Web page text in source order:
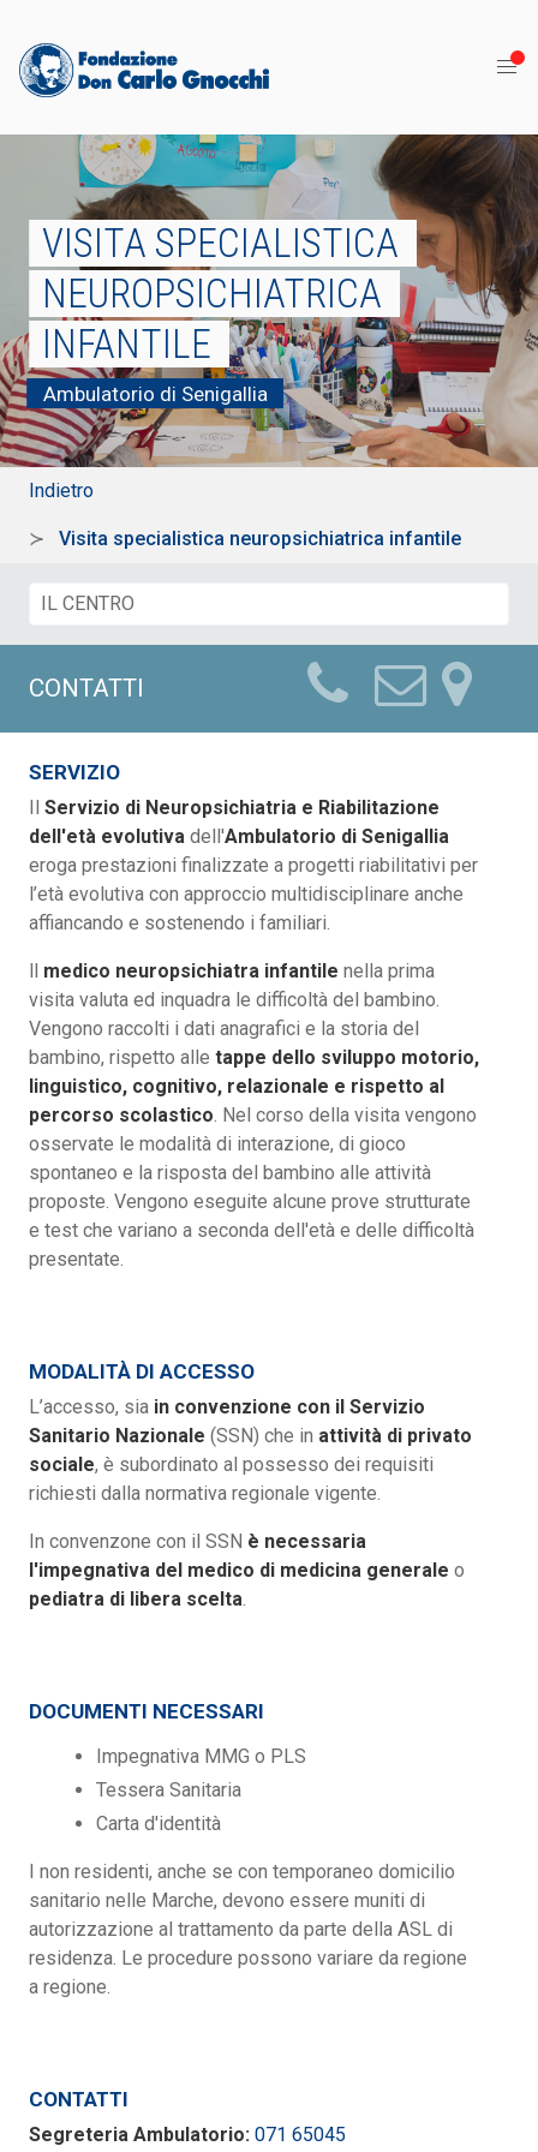
VISITA SPECIALISTICA
NEUROPSICHIATRICA
INFANTILE
Ambulatorio di Senigallia
Indietro
Visita specialistica neuropsichiatrica infantile
CONTATTI
SERVIZIO
Il Servizio di Neuropsichiatria e Riabilitazione
dell'età evolutiva dell'Ambulatorio di Senigallia
eroga prestazioni finalizzate a progetti riabilitativi per
l’età evolutiva con approccio multidisciplinare anche
affiancando e sostenendo i familiari.
ll medico neuropsichiatra infantile nella prima
visita valuta ed inquadra le difficoltà del bambino.
Vengono raccolti i dati anagrafici e la storia del
bambino, rispetto alle tappe dello sviluppo motorio,
linguistico, cognitivo, relazionale e rispetto al
percorso scolastico . Nel corso della visita vengono
osservate le modalità di interazione, di gioco
spontaneo e la risposta del bambino alle attività
proposte. Vengono eseguite alcune prove strutturate
e test che variano a seconda dell'età e delle difficoltà
presentate.
MODALITÀ DI ACCESSO
L’accesso, sia in convenzione con il Servizio
Sanitario Nazionale (SSN) che in attività di privato
sociale, è subordinato al possesso dei requisiti
richiesti dalla normativa regionale vigente.
In convenzone con il SSN è necessaria
l'impegnativa del medico di medicina generale o
pediatra di libera scelta
DOCUMENTI NECESSARI
Impegnativa MMG o PLS
Tessera Sanitaria
Carta d'identità
I non residenti, anche se con temporaneo domicilio
sanitario nelle Marche, devono essere muniti di
autorizzazione al trattamento da parte della ASL di
residenza. Le procedure possono variare da regione
a regione.
CONTATTI
Segreteria Ambulatorio: 071 65045